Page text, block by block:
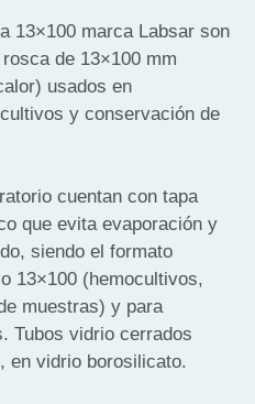
13×100 marca Labsar son
de 13×100 mm
usados en
y conservación de
cuentan con tapa
que evita evaporación y
siendo el formato
13×100 (hemocultivos,
muestras) y para
Tubos vidrio cerrados
en vidrio borosilicato.